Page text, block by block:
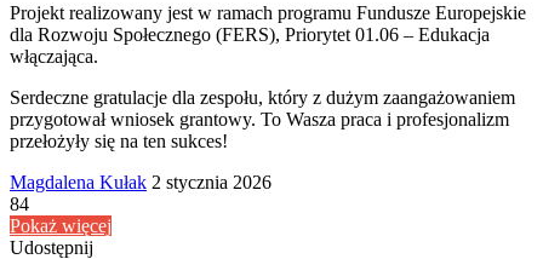
Projekt realizowany jest w ramach programu Fundusze Europejskie
dla Rozwoju Społecznego (FERS), Priorytet 01.06 – Edukacja
włączająca.
Serdeczne gratulacje dla zespołu, który z dużym zaangażowaniem
przygotował wniosek grantowy. To Wasza praca i profesjonalizm
przełożyły się na ten sukces!
Magdalena Kułak Send
2 stycznia 2026
84
Pokaż więcej
Udostępnij